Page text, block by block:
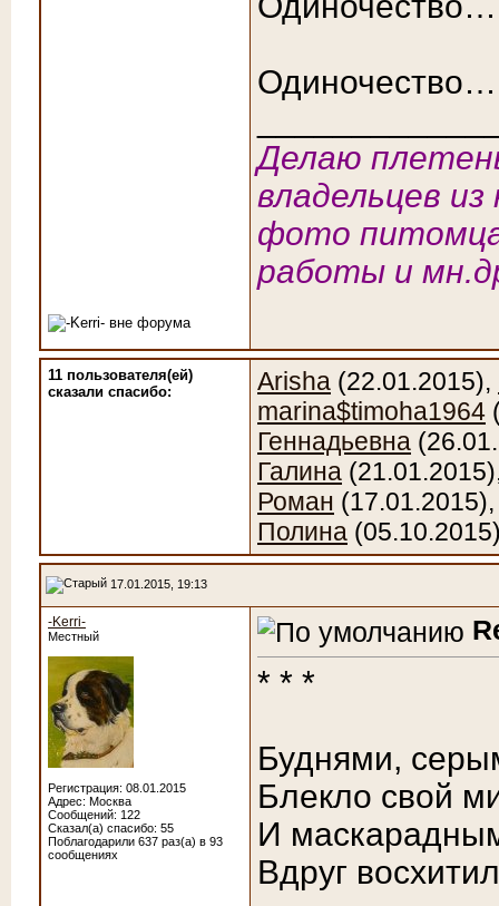
Одиночество…
Делаю
владельцев
фото
работы и
11 пользователя(ей)
сказали cпасибо:
Arisha (22.01.2015),
marina$timoha1964
Геннадьевна
Галина
Роман
Полина
17.01.2015, 19:13
-Kerri-
Местный
Регистрация: 08.01.2015
Адрес: Москва
Сообщений: 122
Сказал(а) спасибо: 55
Поблагодарили 637 раз(а) в 93
сообщениях
* * *
Буднями,
Блекло свой
И
Вдруг